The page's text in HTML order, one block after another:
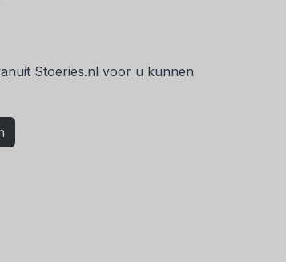
Stoeries.nl voor u kunnen